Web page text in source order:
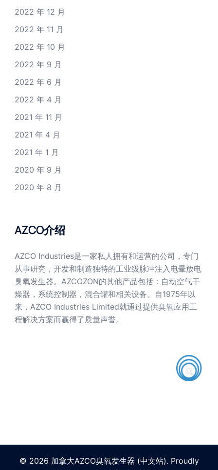
2022 年 12 月
2022 年 11 月
2022 年 10 月
2022 年 9 月
2022 年 6 月
2022 年 4 月
2021 年 11 月
2021 年 4 月
2021 年 1 月
2020 年 9 月
2020 年 8 月
AZCO介绍
AZCO Industries是一家私人拥有和运营的公司，专门
从事研究，开发和制造独特的工业级脉冲注入电晕放电
臭氧发生器。AZCOZON的其他产品包括：自动空气干
燥器，系统控制器，混合罐和相关设备。自1975年以
来，AZCO Industries Limited就通过提供臭氧应用工
程解决方案而赢得了质量声誉。
© 2026 加拿大AZCO臭氧发生器 (中文站). Proudly